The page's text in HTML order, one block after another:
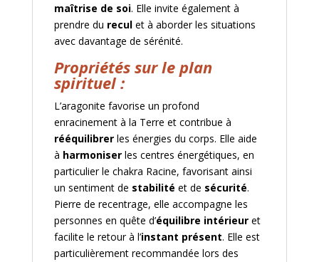
maîtrise de soi. Elle invite également à
prendre du reculet à aborder les situations
avec davantage de sérénité.
Propriétés sur le plan
spirituel :
L’aragonite favorise un profond
enracinement à la Terre et contribue à
rééquilibrerles énergies du corps. Elle aide
à harmoniserles centres énergétiques, en
particulier le chakra Racine, favorisant ainsi
un sentiment de stabilité et de sécurité.
Pierre de recentrage, elle accompagne les
personnes en quête d’équilibre intérieuret
facilite le retour à l’instant présent. Elle est
particulièrement recommandée lors des